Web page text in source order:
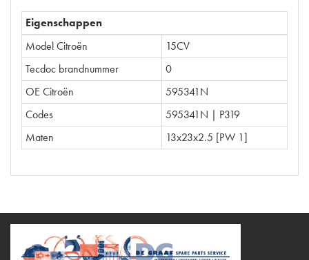
Eigenschappen
Model Citroën
15CV
Tecdoc brandnummer
0
OE Citroën
595341N
Codes
595341N | P319
Maten
13x23x2.5 [PW 1]